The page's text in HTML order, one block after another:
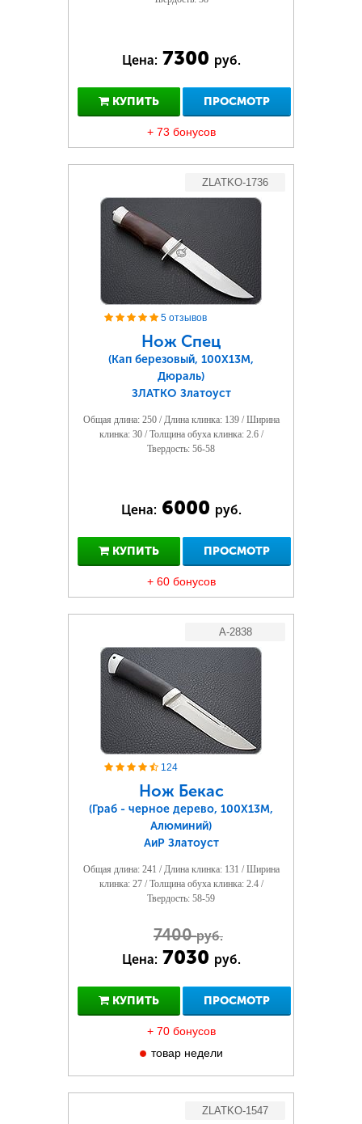
Цена: 7300 руб.
КУПИТЬ ПРОСМОТР
+ 73 бонусов
ZLATKO-1736
5 отзывов
Нож Спец
(Кап березовый, 100Х13М,
Дюраль)
ЗЛАТКО Златоуст
Общая длина: 250 / Длина клинка: 139 / Ширина
клинка: 30 / Толщина обуха клинка: 2.6 /
Твердость: 56-58
Цена: 6000 руб.
КУПИТЬ ПРОСМОТР
+ 60 бонусов
A-2838
124
Нож Бекас
(Граб - черное дерево, 100Х13М,
Алюминий)
АиР Златоуст
Общая длина: 241 / Длина клинка: 131 / Ширина
клинка: 27 / Толщина обуха клинка: 2.4 /
Твердость: 58-59
7400руб.
Цена: 7030 руб.
КУПИТЬ ПРОСМОТР
+ 70 бонусов
товар недели
ZLATKO-1547